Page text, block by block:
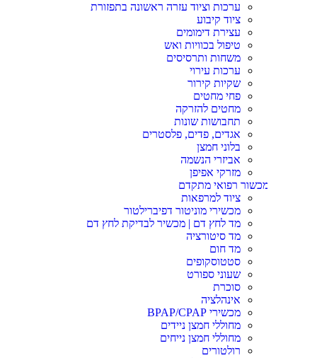
ערכות וציוד עזרה ראשונה בתפזורת
ציוד קיבוע
עצירת דימומים
טיפול בכוויות ואש
משחות ותרסיסים
ערכות עירוי
שקיות קירור
פחי מחטים
מחטים להזרקה
תחבושות שונות
אגדים, פדים, פלסטרים
בלוני חמצן
אביזרי הנשמה
מזרקי אפיפן
רפואי מתקדם
ציוד למרפאות
מכשירי מוניטור דפיברילטור
מד לחץ דם | מכשיר לבדיקת לחץ דם
מד סיטורציה
סטטוסקופים
שעוני ספורט
אינהלציה
מחוללי חמצן ניידים
מחוללי חמצן נייחים
רולטורים